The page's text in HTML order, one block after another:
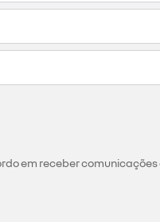
em receber comunicações